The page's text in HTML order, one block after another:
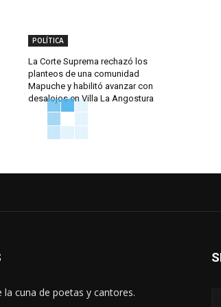
POLÍTICA
La Corte Suprema rechazó los
planteos de una comunidad
Mapuche y habilitó avanzar con
desalojos en Villa La Angostura
la cuna de poetas y cantores.